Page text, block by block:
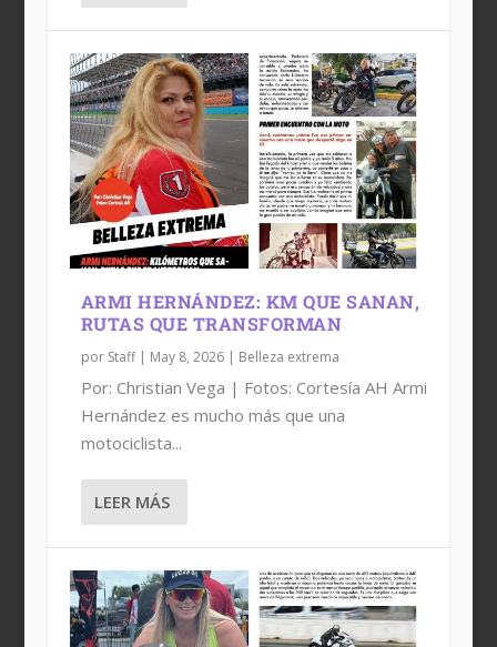
ARMI HERNÁNDEZ: KM QUE SANAN,
RUTAS QUE TRANSFORMAN
por Staff| May 8, 2026| Belleza extrema
Por: Christian Vega | Fotos: Cortesía AH Armi
Hernández es mucho más que una
motociclista...
LEER MÁS